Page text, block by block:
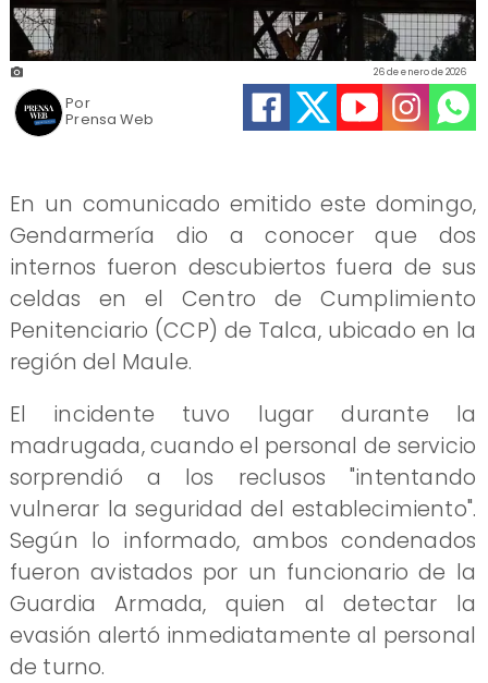
Prensa Web
26 de enero de 2026
Por
En un comunicado emitido este domingo,
Gendarmería dio a conocer que dos
internos fueron descubiertos fuera de sus
celdas en el Centro de Cumplimiento
Penitenciario (CCP) de Talca, ubicado en la
región del Maule.
El incidente tuvo lugar durante la
madrugada, cuando el personal de servicio
sorprendió a los reclusos "intentando
vulnerar la seguridad del establecimiento".
Según lo informado, ambos condenados
fueron avistados por un funcionario de la
Guardia Armada, quien al detectar la
evasión alertó inmediatamente al personal
de turno.